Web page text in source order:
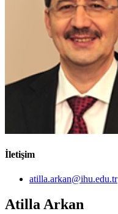
İletişim
atilla.arkan@ihu.edu.tr
Atilla Arkan